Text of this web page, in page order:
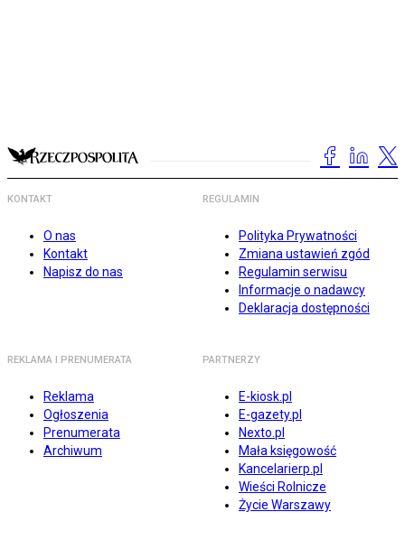
KONTAKT
O nas
Kontakt
Napisz do nas
REGULAMIN
Polityka Prywatności
Zmiana ustawień zgód
Regulamin serwisu
Informacje o nadawcy
Deklaracja dostępności
REKLAMA I PRENUMERATA
Reklama
Ogłoszenia
Prenumerata
Archiwum
PARTNERZY
E-kiosk.pl
E-gazety.pl
Nexto.pl
Mała księgowość
Kancelarierp.pl
Wieści Rolnicze
Życie Warszawy